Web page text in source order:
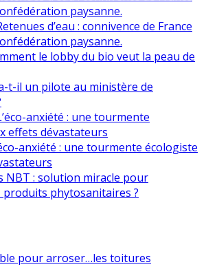
paysanne.
d’eau : connivence de France
paysanne.
le lobby du bio veut la peau de
t-il un pilote au ministère de
anxiété : une tourmente
effets dévastateurs
anxiété : une tourmente écologiste
NBT : solution miracle pour
produits phytosanitaires ?
pour arroser…les toitures